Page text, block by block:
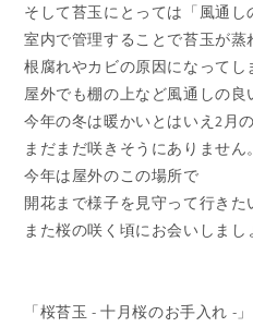
そして苔玉にとっては「風通し
室内で管理することで苔玉が蒸
根腐れやカビの原因になって
屋外でも棚の上など風通しの良
今年の冬は暖かいとはいえ2月
まだまだ咲きそうにありません。
今年は屋外のこの場所で
開花まで様子を見守って行きた
また桜の咲く頃にお会いしまし
「桜苔玉 - 十月桜のお手入れ -」